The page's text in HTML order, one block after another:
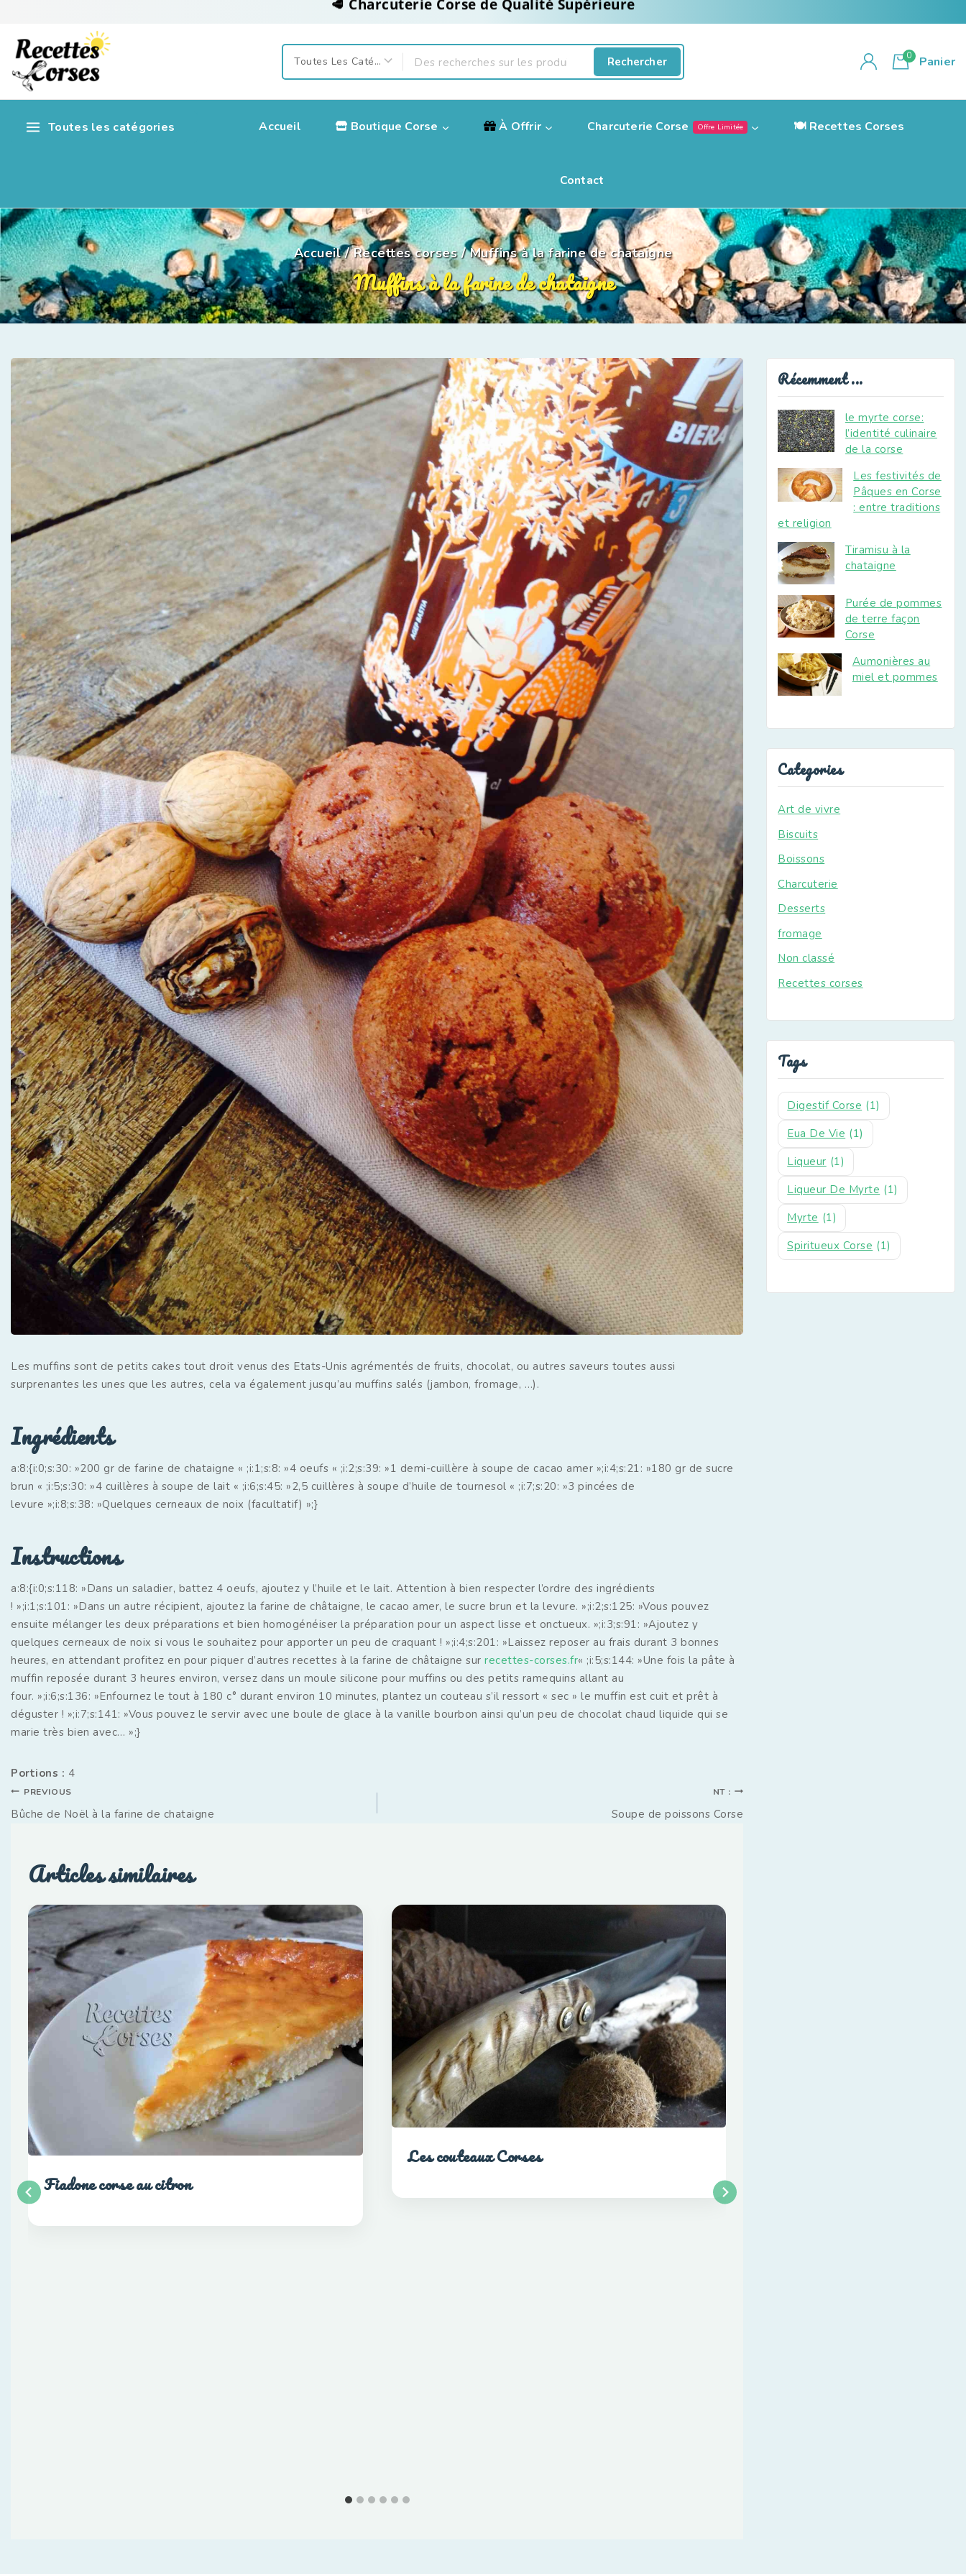
Rechercher 0 Panier
Toutes les catégories Accueil Boutique Corse À Offrir Charcuterie Corse Offre Limitée 🍽️ Recettes Corses
Contact
Accueil / Recettes corses / Muffins à la farine de chataigne
Muffins à la farine de chataigne
Les muffins sont de petits cakes tout droit venus des Etats-Unis agrémentés de fruits, chocolat, ou autres saveurs toutes aussi
surprenantes les unes que les autres, cela va également jusqu’au muffins salés (jambon, fromage, …).
Ingrédients
a:8:{i:0;s:30: »200 gr de farine de chataigne « ;i:1;s:8: »4 oeufs « ;i:2;s:39: »1 demi-cuillère à soupe de cacao amer »;i:4;s:21: »180 gr de sucre
brun « ;i:5;s:30: »4 cuillères à soupe de lait « ;i:6;s:45: »2,5 cuillères à soupe d’huile de tournesol « ;i:7;s:20: »3 pincées de
levure »;i:8;s:38: »Quelques cerneaux de noix (facultatif) »;}
Instructions
a:8:{i:0;s:118: »Dans un saladier, battez 4 oeufs, ajoutez y l’huile et le lait. Attention à bien respecter l’ordre des ingrédients
! »;i:1;s:101: »Dans un autre récipient, ajoutez la farine de châtaigne, le cacao amer, le sucre brun et la levure. »;i:2;s:125: »Vous pouvez
ensuite mélanger les deux préparations et bien homogénéiser la préparation pour un aspect lisse et onctueux. »;i:3;s:91: »Ajoutez y
quelques cerneaux de noix si vous le souhaitez pour apporter un peu de craquant ! »;i:4;s:201: »Laissez reposer au frais durant 3 bonnes
heures, en attendant profitez en pour piquer d’autres recettes à la farine de châtaigne sur recettes-corses.fr« ;i:5;s:144: »Une fois la pâte à
muffin reposée durant 3 heures environ, versez dans un moule silicone pour muffins ou des petits ramequins allant au
four. »;i:6;s:136: »Enfournez le tout à 180 c° durant environ 10 minutes, plantez un couteau s’il ressort « sec » le muffin est cuit et prêt à
déguster ! »;i:7;s:141: »Vous pouvez le servir avec une boule de glace à la vanille bourbon ainsi qu’un peu de chocolat chaud liquide qui se
marie très bien avec… »;}
Portions : 4
PREVIOUS
Bûche de Noël à la farine de chataigne
NT :
Soupe de poissons Corse
Articles similaires
Fiadone corse au citron
Les couteaux Corses
Récemment ...
le myrte corse:
l’identité culinaire
de la corse
Les festivités de
Pâques en Corse
: entre traditions
et religion
Tiramisu à la
chataigne
Purée de pommes
de terre façon
Corse
Aumonières au
miel et pommes
Categories
Art de vivre
Biscuits
Boissons
Charcuterie
Desserts
fromage
Non classé
Recettes corses
Tags
Digestif Corse (1)
Eua De Vie (1)
Liqueur (1)
Liqueur De Myrte (1)
Myrte (1)
Spiritueux Corse (1)